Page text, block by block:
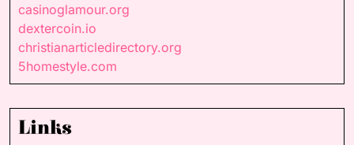
casinoglamour.org
dextercoin.io
christianarticledirectory.org
5homestyle.com
Links